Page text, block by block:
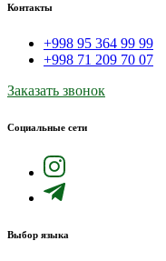
Контакты
+998 95 364 99 99
+998 71 209 70 07
Заказать звонок
Социальные сети
Выбор языка